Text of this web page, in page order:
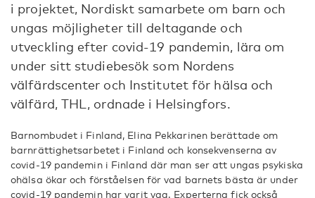
i projektet, Nordiskt samarbete om barn och
ungas möjligheter till deltagande och
utveckling efter covid-19 pandemin, lära om
under sitt studiebesök som Nordens
välfärdscenter och Institutet för hälsa och
välfärd, THL, ordnade i Helsingfors.
Barnombudet i Finland, Elina Pekkarinen berättade om
barnrättighetsarbetet i Finland och konsekvenserna av
covid-19 pandemin i Finland där man ser att ungas psykiska
ohälsa ökar och förståelsen för vad barnets bästa är under
covid-19 pandemin har varit vag. Experterna fick också